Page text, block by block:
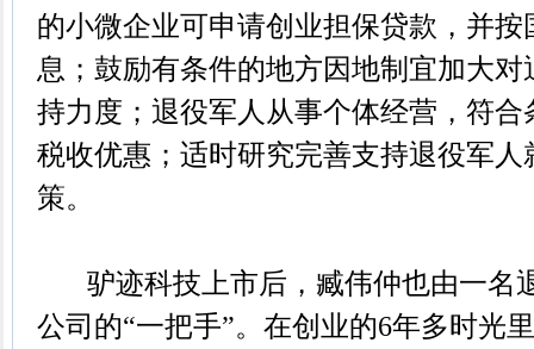
的小微企业可申请创业担保贷款，并
息；鼓励有条件的地方因地制宜加大
持力度；退役军人从事个体经营，符
税收优惠；适时研究完善支持退役军
策。
驴迹科技上市后，臧伟仲也由一名
公司的“一把手”。在创业的6年多时光